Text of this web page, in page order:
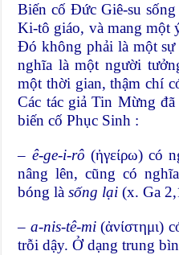
Biến cố Đức Giê-su
Ki-tô giáo, và mang một
Đó không phải là một
nghĩa là một người
một thời gian, thậm chí
Các tác giả Tin Mừng
biến cố Phục Sinh :
– ê-ge-i-rô (ἠγείρω) có
nâng lên, cũng có
bóng làsống lại (x. Ga
– a-nis-tê-mi(ἀνίστημι)
trỗi dậy. Ở dạng trung